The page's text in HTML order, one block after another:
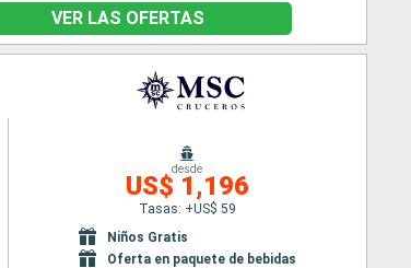
VER LAS OFERTAS
desde
US$ 1,196
Tasas: +US$ 59
Niños Gratis
Oferta en paquete de bebidas